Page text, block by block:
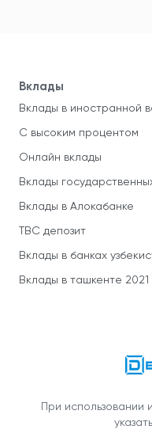
Вклады
Вклады в иностранной
С высоким процентом
Онлайн вклады
Вклады
Вклады в Алокабанке
TBC депозит
Вклады в банках
Вклады в ташкенте 2021
При